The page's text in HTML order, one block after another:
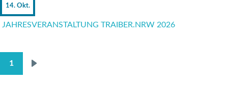
14. Okt.
JAHRESVERANSTALTUNG TRAIBER.NRW 2026
1